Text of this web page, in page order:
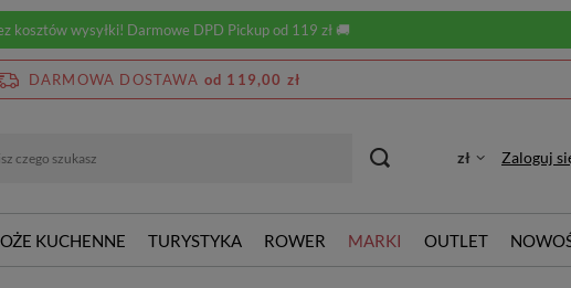
kosztów wysyłki! Darmowe DPD Pickup od 119 zł 🚚
DARMOWA DOSTAWA od 119,00 zł
zł Zaloguj
KUCHENNE TURYSTYKA ROWER MARKI OUTLET